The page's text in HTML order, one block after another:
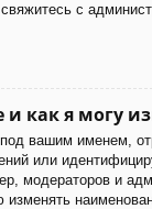
с
и как я могу
вашим именем,
или
модераторов и